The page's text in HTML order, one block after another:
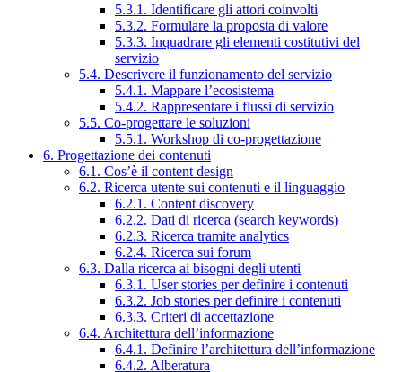
5.3.1. Identificare gli attori coinvolti
5.3.2. Formulare la proposta di valore
5.3.3. Inquadrare gli elementi costitutivi del
servizio
5.4. Descrivere il funzionamento del servizio
5.4.1. Mappare l’ecosistema
5.4.2. Rappresentare i flussi di servizio
5.5. Co-progettare le soluzioni
5.5.1. Workshop di co-progettazione
6. Progettazione dei contenuti
6.1. Cos’è il content design
6.2. Ricerca utente sui contenuti e il linguaggio
6.2.1. Content discovery
6.2.2. Dati di ricerca (search keywords)
6.2.3. Ricerca tramite analytics
6.2.4. Ricerca sui forum
6.3. Dalla ricerca ai bisogni degli utenti
6.3.1. User stories per definire i contenuti
6.3.2. Job stories per definire i contenuti
6.3.3. Criteri di accettazione
6.4. Architettura dell’informazione
6.4.1. Definire l’architettura dell’informazione
6.4.2. Alberatura